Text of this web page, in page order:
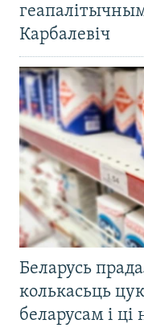
Карбалевіч
Беларусь
колькасьць
беларусам і